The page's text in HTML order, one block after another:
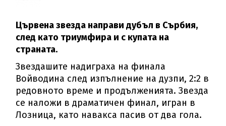
Цървена звезда направи дубъл в Сърбия,
след като триумфира и с купата на
страната.
Звездашите надиграха на финала
Войводина след изпълнение на дузпи, 2:2 в
редовното време и продълженията. Звезда
се наложи в драматичен финал, игран в
Лозница, като навакса пасив от два гола.